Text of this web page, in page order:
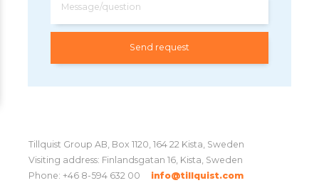
Message/question
Tillquist Group AB, Box 1120, 164 22 Kista, Sweden
Visiting address: Finlandsgatan 16, Kista, Sweden
Phone: +46 8-594 632 00
info@tillquist.com